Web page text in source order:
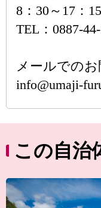
8：30～17：15
TEL：0887-
メールでのお
info@umaji-
この自治